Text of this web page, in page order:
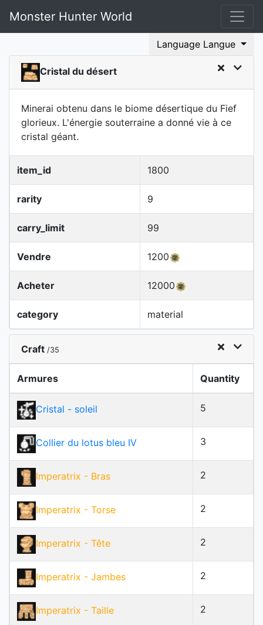
Monster Hunter World
Language Langue
Cristal du désert
Minerai obtenu dans le biome désertique du Fief
glorieux. L'énergie souterraine a donné vie à ce
cristal géant.
item_id 1800
rarity 9
carry_limit 99
Vendre 1200
Acheter 12000
category material
Craft /35
Armures Quantity
Cristal - soleil 5
Collier du lotus bleu IV 3
Imperatrix - Bras 2
Imperatrix - Torse 2
Imperatrix - Tête 2
Imperatrix - Jambes 2
Imperatrix - Taille 2